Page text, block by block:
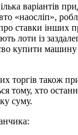
варіантів
«наосліп»,
ставки інших
лоти із
купити машину
торгів також
тому, хто
суму.